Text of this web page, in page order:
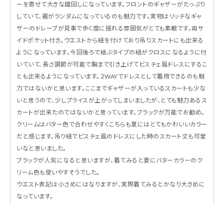
ーを寄せて大きな蹴回しになっています。フロントのギャザーがたっぷり
していて、裾がランダムになっているのも魅力です。実物はリッチなギャ
ザーのドレープが見事で歩く度に揺れる雰囲気がとても素敵です。両サ
イドポケット付き。ウエストから紐を付けており吊りスカートにも出来る
ようになっています。今回後ろで結ぶタイプの紐がクロスになるように付
いていて、長さ調節が可能で胸まで引き上げてビスチェ風ドレスにするこ
とも出来るようになっています。２WAYでドレスとして着用できるのも魅
力ではないかと思います。ここまでギャザーが入っているスカートも少な
いと思うので、少しプライスが上がってしまいましたが、とても魅力あるス
カートが出来たのではないかと思っています。ブラックが万能でお勧め。
クリームはバター色で合わせやすくこちらも夏にはとてもかわいいカラー
だと感じます。吊り紐でビスチェ風のドレスにした時のスカート丈も可愛
いなと思いました。
ブラックが人気になると思いますが、着てみると夏にバターカラーのク
リーム色も使いやすそうでした。
ウエスト表記は小さめにはなりますが、実際着てみるとかなり大きめに
なっています。